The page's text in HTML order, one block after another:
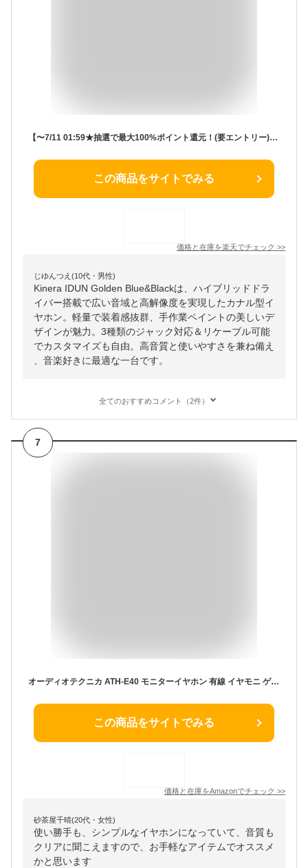
【〜7/11 01:59★抽選で最大100%ポイント還元！(要エントリー)】(お取り寄せ) KINERA キネラ IDUN Golden Blue&Black イヤホン カナル型 リケーブル対応 ハイブリッドドライバー イヤモニ IEM 【送料無料】
この商品をサイトでみる
価格と在庫を楽天でチェック >>
じゆんつえ(10代・男性)
Kinera IDUN Golden Blue&Blackは、ハイブリッドドラ
イバー搭載で広い音域と高解像度を実現したカナル型イ
ヤホン。軽量で装着感抜群、手作業ペイントの美しいデ
ザインが魅力。3種類のジャック対応＆リケーブル可能
でカスタマイズも自由。高音質と使いやすさを兼ね備え
、音楽好きに最適な一台です。
全てのおすすめコメント（2件）
7
オーディオテクニカ ATH-E40 モニターイヤホン 有線 イヤモニ ゲーミング FPS 6.3mmヘッドホン端子変換プラグ付き キャリングケース付き 着脱ケーブル 【国内正規品】
この商品をサイトでみる
価格と在庫をAmazonでチェック >>
砂茶屋千晴(20代・女性)
使い勝手も、シンプルなイヤホンになっていて、音質も
クリアに聞こえますので、お手軽なアイテムでオススメ
かと思います